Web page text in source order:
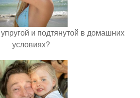
и подтянутой в домашних
условиях?